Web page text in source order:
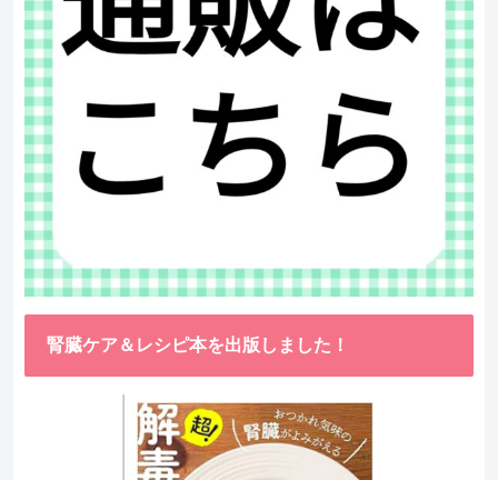
腎臓ケア＆レシピ本を出版しました！